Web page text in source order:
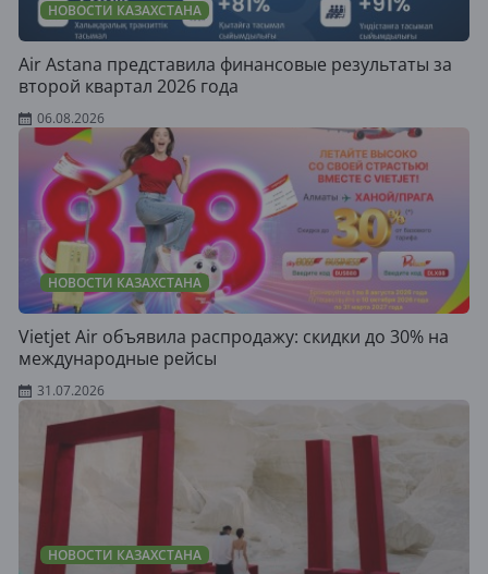
НОВОСТИ КАЗАХСТАНА
Air Astana представила финансовые результаты за
второй квартал 2026 года
06.08.2026
НОВОСТИ КАЗАХСТАНА
Vietjet Air объявила распродажу: скидки до 30% на
международные рейсы
31.07.2026
НОВОСТИ КАЗАХСТАНА